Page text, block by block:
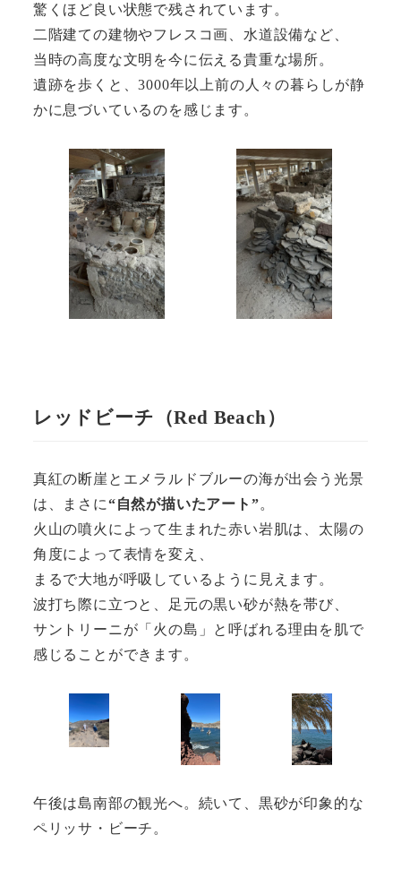
驚くほど良い状態で残されています。
二階建ての建物やフレスコ画、水道設備など、
当時の高度な文明を今に伝える貴重な場所。
遺跡を歩くと、3000年以上前の人々の暮らしが静
かに息づいているのを感じます。
レッドビーチ（Red Beach）
真紅の断崖とエメラルドブルーの海が出会う光景
は、まさに“自然が描いたアート”。
火山の噴火によって生まれた赤い岩肌は、太陽の
角度によって表情を変え、
まるで大地が呼吸しているように見えます。
波打ち際に立つと、足元の黒い砂が熱を帯び、
サントリーニが「火の島」と呼ばれる理由を肌で
感じることができます。
午後は島南部の観光へ。続いて、黒砂が印象的な
ペリッサ・ビーチ。